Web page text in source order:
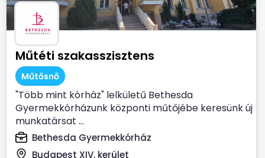
Műtéti szakasszisztens
Műtősnő
"Több mint kórház" lelkületű Bethesda
Gyermekkórházunk központi műtőjébe keresünk új
munkatársat ...
Bethesda Gyermekkórház
Budapest XIV. kerület